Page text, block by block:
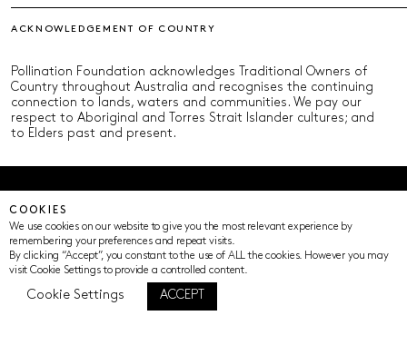
ACKNOWLEDGEMENT OF COUNTRY
Pollination Foundation acknowledges Traditional Owners of
Country throughout Australia and recognises the continuing
connection to lands, waters and communities. We pay our
respect to Aboriginal and Torres Strait Islander cultures; and
to Elders past and present.
Privacy Policy
COOKIES
We use cookies on our website to give you the most relevant experience by
remembering your preferences and repeat visits.
By clicking “Accept”, you constant to the use of ALL the cookies. However you may
visit Cookie Settings to provide a controlled content.
Cookie Settings ACCEPT